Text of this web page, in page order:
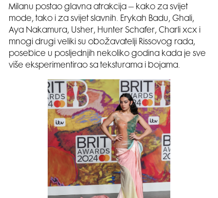
Milanu postao glavna atrakcija – kako za svijet
mode, tako i za svijet slavnih. Erykah Badu, Ghali,
Aya Nakamura, Usher, Hunter Schafer, Charli xcx i
mnogi drugi veliki su obožavatelji Rissovog rada,
posebice u posljednjih nekoliko godina kada je sve
više eksperimentirao sa teksturama i bojama.